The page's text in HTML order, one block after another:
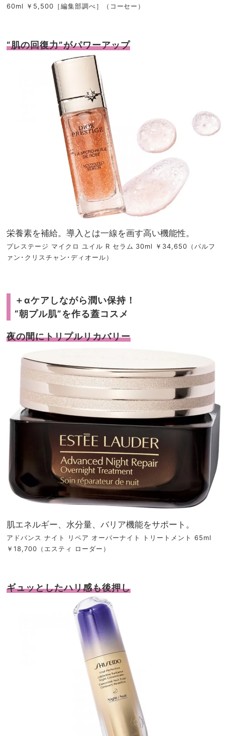
60ml ￥5,500［編集部調べ］（コーセー）
“肌の回復力”がパワーアップ
栄養素を補給。導入とは一線を画す高い機能性。
プレステージ マイクロ ユイル R セラム 30ml ￥34,650（パルフ
ァン･クリスチャン･ディオール）
＋αケアしながら潤い保持！
“朝プル肌”を作る蓋コスメ
夜の間にトリプルリカバリー
肌エネルギー、水分量、バリア機能をサポート。
アドバンス ナイト リペア オーバーナイト トリートメント 65ml
￥18,700（エスティ ローダー）
ギュッとしたハリ感も後押し